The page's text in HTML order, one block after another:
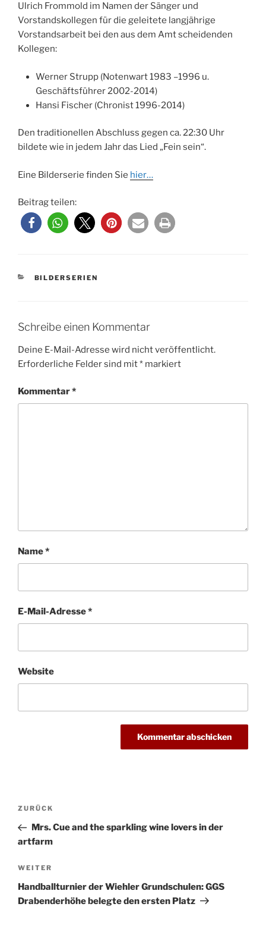
Ulrich Frommold im Namen der Sänger und
Vorstandskollegen für die geleitete langjährige
Vorstandsarbeit bei den aus dem Amt scheidenden
Kollegen:
Werner Strupp (Notenwart 1983 –1996 u.
Geschäftsführer 2002-2014)
Hansi Fischer (Chronist 1996-2014)
Den traditionellen Abschluss gegen ca. 22:30 Uhr
bildete wie in jedem Jahr das Lied „Fein sein“.
Eine Bilderserie finden Sie hier…
Beitrag teilen:
KATEGORIEN
BILDERSERIEN
Schreibe einen Kommentar
Deine E-Mail-Adresse wird nicht veröffentlicht.
Erforderliche Felder sind mit* markiert
Kommentar*
Name*
E-Mail-Adresse*
Website
Beitragsnavigation
Vorheriger
Beitrag
ZURÜCK
Mrs. Cue and the sparkling wine lovers in der
artfarm
Nächster
Beitrag
WEITER
Handballturnier der Wiehler Grundschulen: GGS
Drabenderhöhe belegte den ersten Platz